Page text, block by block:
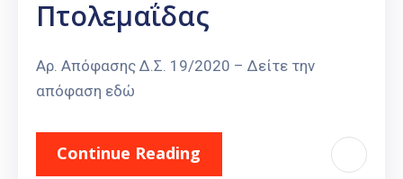
Πτολεμαΐδας
Αρ. Απόφασης Δ.Σ. 19/2020 – Δείτε την
απόφαση εδώ
Continue Reading